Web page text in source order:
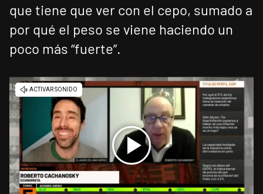
que tiene que ver con el cepo, sumado a
por qué el peso se viene haciendo un
poco más “fuerte”.